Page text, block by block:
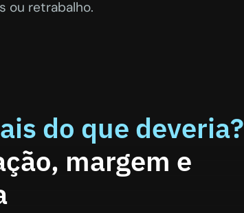
ou retrabalho.
do que deveria?
margem e